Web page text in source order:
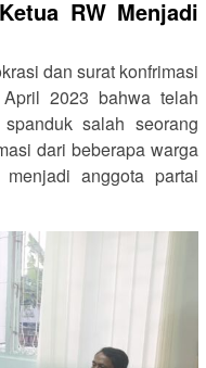
RW Menjadi
dan surat konfrimasi
2023 bahwa telah
salah seorang
dari beberapa warga
anggota partai